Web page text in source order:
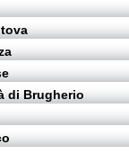
di Brugherio